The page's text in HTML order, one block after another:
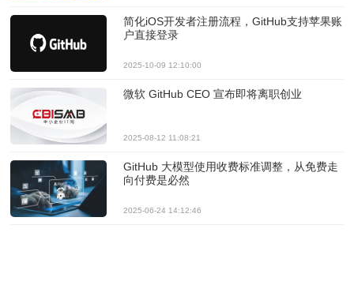
简化iOS开发者注册流程，GitHub支持苹果账
户直接登录
2025-10-09 12:10:00
微软 GitHub CEO 宣布即将离职创业
2025-08-12 11:08:21
GitHub 大模型使用收费标准调整，从免费走
向付费是必然
2025-06-24 14:12:46